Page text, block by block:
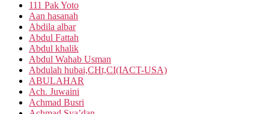
111 Pak Yoto
Aan hasanah
Abdila albar
Abdul Fattah
Abdul khalik
Abdul Wahab Usman
Abdulah hubai,CHt,CI(IACT-USA)
ABULAHAR
Ach. Juwaini
Achmad Busri